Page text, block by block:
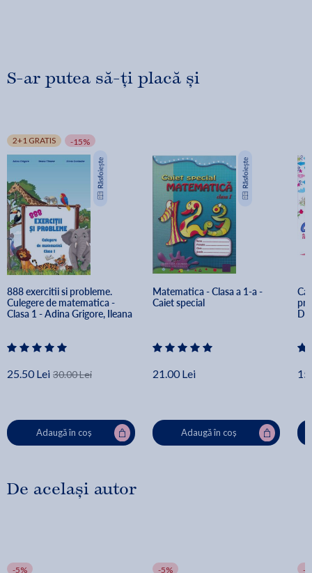
S-ar putea să-ți placă și
2+1 GRATIS -15%
888 exercitii si probleme.
Culegere de matematica -
Clasa 1 - Adina Grigore, Ileana
25.50 Lei 30.00 Lei
Adaugă în coș
Matematica - Clasa a 1-a -
Caiet special
21.00 Lei
Adaugă în coș
De același autor
-5% -5% -